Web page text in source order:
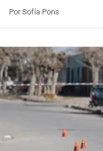
Por Sofía Pons